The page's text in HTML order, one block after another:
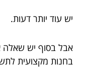
יש עוד יותר דעות.
אבל בסוף יש
בחנות מקצועית